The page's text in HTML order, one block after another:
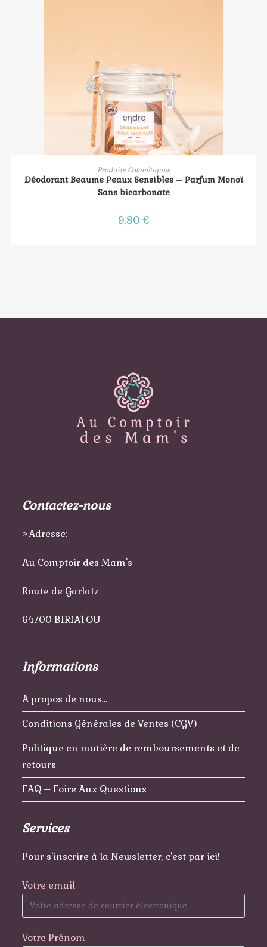
AJOUTER AU PANIER
Produits Cosmétiques
Déodorant Beaume Peaux Sensibles – Parfum Monoï
Sans bicarbonate
9.80€
Contactez-nous
>Adresse:
Au Comptoir des Mam's
Route de Garlatz
64700 BIRIATOU
Informations
A propos de nous…
Conditions Générales de Ventes (CGV)
Politique en matière de remboursements et de
retours
FAQ – Foire Aux Questions
Services
Pour s'inscrire à la Newsletter, c'est par ici!
Votre email
Votre Prénom